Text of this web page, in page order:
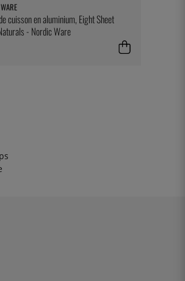
cuisson en aluminium, Eight Sheet
- Nordic Ware